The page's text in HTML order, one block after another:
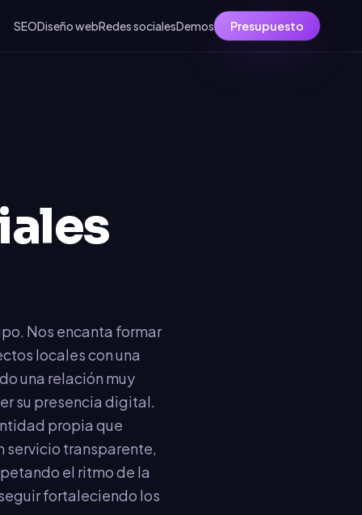
SEODiseño webRedes socialesDemos Presupuesto
Nos encanta formar
locales con una
una relación muy
su presencia digital.
propia que
servicio transparente,
el ritmo de la
fortaleciendo los